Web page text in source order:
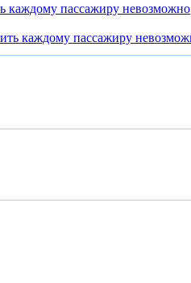
каждому пассажиру невозможно